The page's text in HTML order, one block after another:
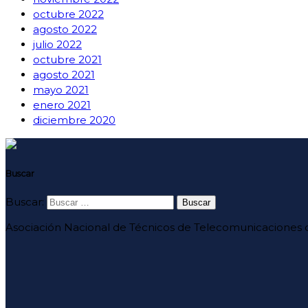
octubre 2022
agosto 2022
julio 2022
octubre 2021
agosto 2021
mayo 2021
enero 2021
diciembre 2020
Buscar
Buscar:
Asociación Nacional de Técnicos de